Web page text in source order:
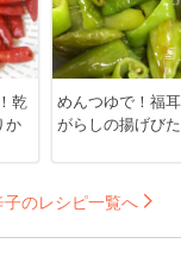
乾
か
めんつゆで！福
がらしの揚げび
のレシピ一覧へ